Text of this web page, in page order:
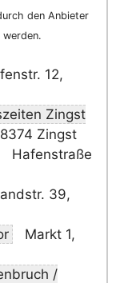
den Anbieter
12,
Zingst
Zingst
Hafenstraße
39,
Markt 1,
/